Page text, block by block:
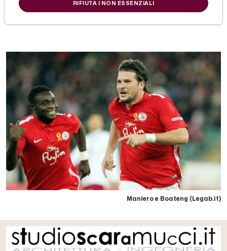
di Redazione Picenotime
Maniero e Boateng (Legab.it)
RIFIUTA I NON ESSENZIALI